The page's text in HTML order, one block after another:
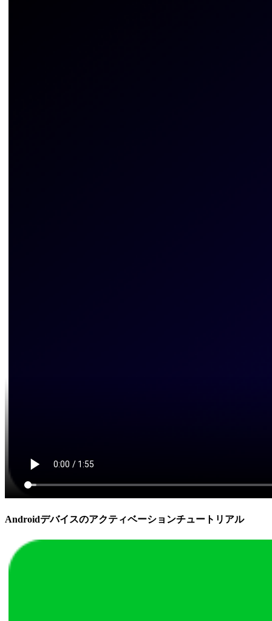
Androidデバイスのアクティベーションチュートリアル